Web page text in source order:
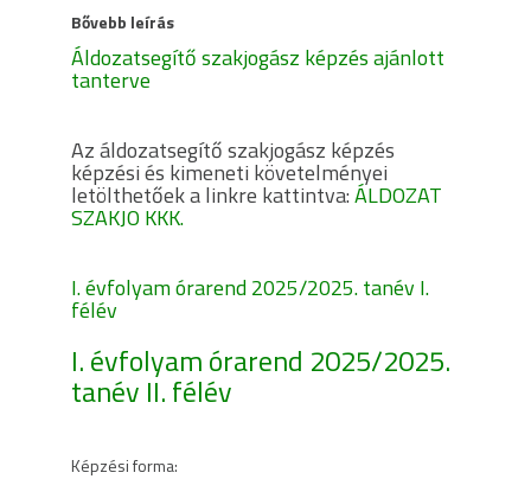
Bővebb leírás
Áldozatsegítő szakjogász képzés ajánlott
tanterve
Az áldozatsegítő szakjogász képzés
képzési és kimeneti követelményei
letölthetőek a linkre kattintva:ÁLDOZAT
SZAKJO KKK.
I. évfolyam órarend 2025/2025. tanév I.
félév
I. évfolyam órarend 2025/2025.
tanév II. félév
Képzési forma: